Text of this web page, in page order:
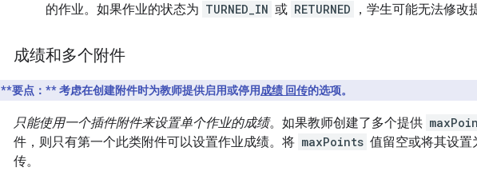
的作业。如果作业的状态为 TURNED_IN 或 RETURNED ，学生可能无法修改
成绩和多个附件
**要点：**考虑在创建附件时为教师提供启用或停用成绩 回传的选项。
只能使用一个插件附件来设置单个作业的成绩。如果教师创建了多个提供
件，则只有第一个此类附件可以设置作业成绩。将 maxPoints 值留空或将其设置
传。